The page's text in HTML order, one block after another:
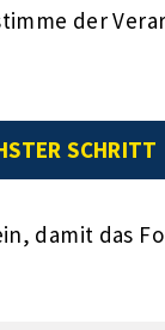
der
damit das